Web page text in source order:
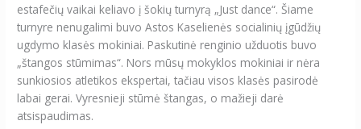
estafečių vaikai keliavo į šokių turnyrą „Just dance“. Šiame
turnyre nenugalimi buvo Astos Kaselienės socialinių įgūdžių
ugdymo klasės mokiniai. Paskutinė renginio užduotis buvo
„štangos stūmimas“. Nors mūsų mokyklos mokiniai ir nėra
sunkiosios atletikos ekspertai, tačiau visos klasės pasirodė
labai gerai. Vyresnieji stūmė štangas, o mažieji darė
atsispaudimas.